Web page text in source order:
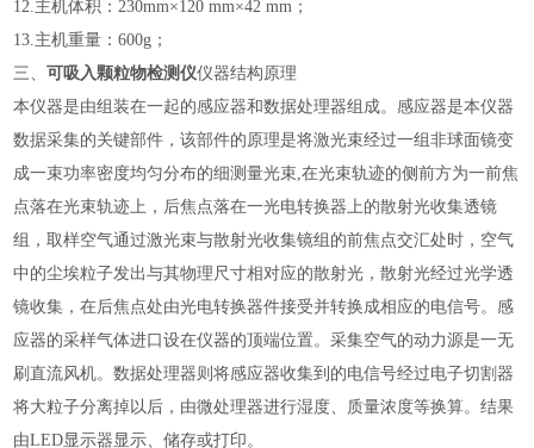
12.主机体积：230mm×120 mm×42 mm；
13.主机重量：600g；
三、可吸入颗粒物检测仪仪器结构原理
本仪器是由组装在一起的感应器和数据处理器组成。感应器是本仪器
数据采集的关键部件，该部件的原理是将激光束经过一组非球面镜变
成一束功率密度均匀分布的细测量光束,在光束轨迹的侧前方为一前焦
点落在光束轨迹上，后焦点落在一光电转换器上的散射光收集透镜
组，取样空气通过激光束与散射光收集镜组的前焦点交汇处时，空气
中的尘埃粒子发出与其物理尺寸相对应的散射光，散射光经过光学透
镜收集，在后焦点处由光电转换器件接受并转换成相应的电信号。感
应器的采样气体进口设在仪器的顶端位置。采集空气的动力源是一无
刷直流风机。数据处理器则将感应器收集到的电信号经过电子切割器
将大粒子分离掉以后，由微处理器进行湿度、质量浓度等换算。结果
由LED显示器显示、储存或打印。